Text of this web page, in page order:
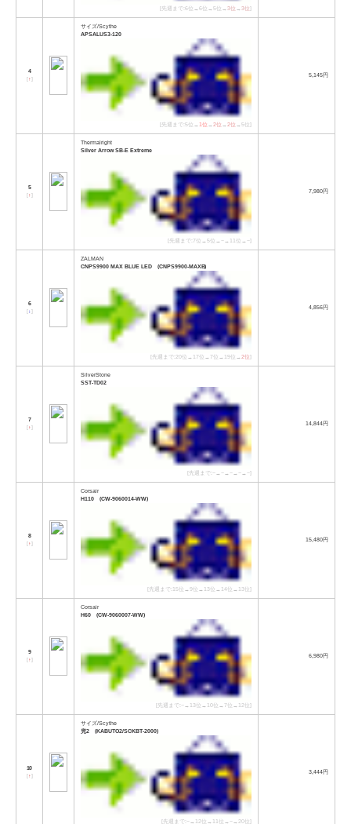
[先週まで:6位→6位→5位→3位 →3位]
4
[↑]
サイズ/Scythe
APSALUS3-120
[先週まで:5位→1位 →2位 →2位 →5位]
5,145円
5
[↑]
Thermalright
Silver Arrow SB-E Extreme
[先週まで:7位→5位→−→11位→−]
7,980円
6
[↓]
ZALMAN
CNPS9900 MAX BLUE LED (CNPS9900-MAXB)
[先週まで:20位→17位→7位→19位→2位]
4,856円
7
[↑]
SilverStone
SST-TD02
[先週まで:−→−→−→−→−]
14,844円
8
[↑]
Corsair
H110 (CW-9060014-WW)
[先週まで:15位→9位→13位→14位→13位]
15,480円
9
[↑]
Corsair
H60 (CW-9060007-WW)
[先週まで:−→13位→10位→7位→12位]
6,980円
10
[↑]
サイズ/Scythe
兜2 (KABUTO2/SCKBT-2000)
[先週まで:−→12位→11位→−→20位]
3,444円